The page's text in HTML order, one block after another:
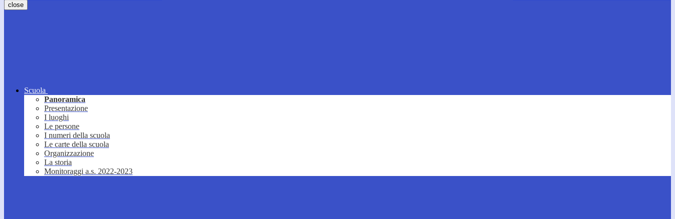
close
Scuola
Panoramica
Presentazione
I luoghi
Le persone
I numeri della scuola
Le carte della scuola
Organizzazione
La storia
Monitoraggi a.s. 2022-2023